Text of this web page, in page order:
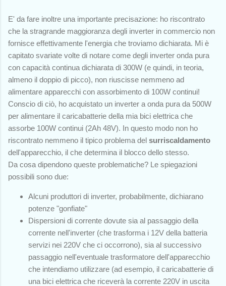
E' da fare inoltre una importante precisazione: ho riscontrato
che la stragrande maggioranza degli inverter in commercio non
fornisce effettivamente l'energia che troviamo dichiarata. Mi è
capitato svariate volte di notare come degli inverter onda pura
con capacità continua dichiarata di 300W (e quindi, in teoria,
almeno il doppio di picco), non riuscisse nemmeno ad
alimentare apparecchi con assorbimento di 100W continui!
Conscio di ciò, ho acquistato un inverter a onda pura da 500W
per alimentare il caricabatterie della mia bici elettrica che
assorbe 100W continui (2Ah 48V). In questo modo non ho
riscontrato nemmeno il tipico problema del surriscaldamento
dell'apparecchio, il che determina il blocco dello stesso.
Da cosa dipendono queste problematiche? Le spiegazioni
possibili sono due:
Alcuni produttori di inverter, probabilmente, dichiarano
potenze "gonfiate"
Dispersioni di corrente dovute sia al passaggio della
corrente nell'inverter (che trasforma i 12V della batteria
servizi nei 220V che ci occorrono), sia al successivo
passaggio nell'eventuale trasformatore dell'apparecchio
che intendiamo utilizzare (ad esempio, il caricabatterie di
una bici elettrica che riceverà la corrente 220V in uscita